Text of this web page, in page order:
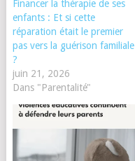
Financer la thérapie de ses
enfants : Et si cette
réparation était le premier
pas vers la guérison familiale
?
juin 21, 2026
Dans "Parentalité"